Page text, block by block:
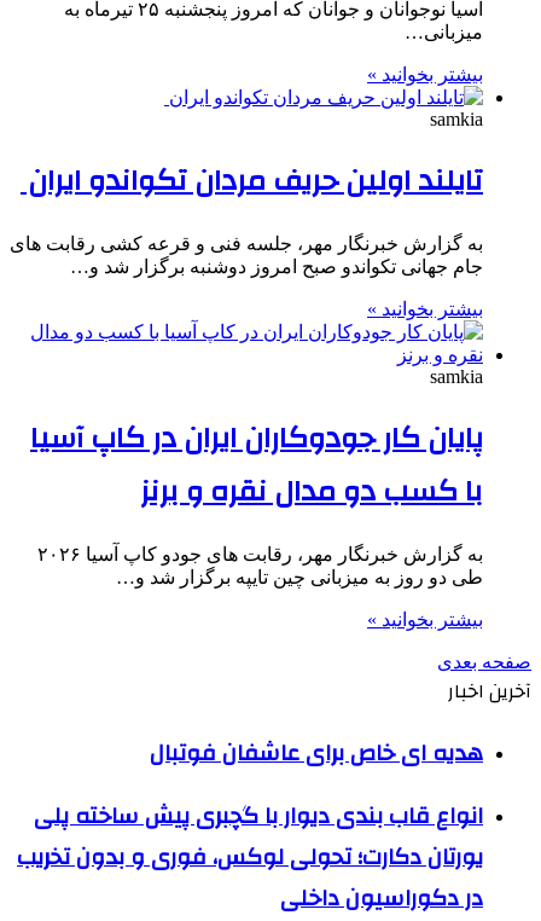
آسیا نوجوانان و جوانان که امروز پنجشنبه ۲۵ تیرماه به
میزبانی…
بیشتر بخوانید »
samkia
تایلند اولین حریف مردان تکواندو ایران
به گزارش خبرنگار مهر، جلسه فنی و قرعه کشی رقابت های
جام جهانی تکواندو صبح امروز دوشنبه برگزار شد و…
بیشتر بخوانید »
samkia
پایان کار جودوکاران ایران در کاپ آسیا
با کسب دو مدال نقره و برنز
به گزارش خبرنگار مهر، رقابت های جودو کاپ آسیا ۲۰۲۶
طی دو روز به میزبانی چین تایپه برگزار شد و…
بیشتر بخوانید »
صفحه بعدی
آخرین اخبار
هدیه ای خاص برای عاشفان فوتبال
انواع قاب بندی دیوار با گچبری پیش ساخته پلی
یورتان دکارت؛ تحولی لوکس، فوری و بدون تخریب
در دکوراسیون داخلی